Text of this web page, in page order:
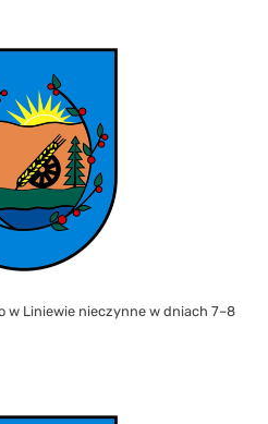
w Liniewie nieczynne w dniach 7–8